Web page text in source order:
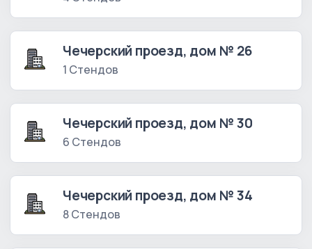
Чечерский проезд, дом № 26
1 Стендов
Чечерский проезд, дом № 30
6 Стендов
Чечерский проезд, дом № 34
8 Стендов